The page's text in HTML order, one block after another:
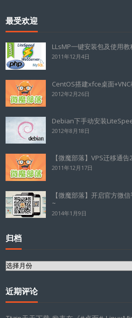
最受欢迎
LLsMP一键安装包及使用教
2011年12月4日
CentOS搭建xfce桌面+VNC
2012年2月26日
Debian下手动安装
2012年8月18日
【微魔部落】VPS迁移通
2011年12月17日
【微魔部落】开启官方微
~
2014年1月9日
归档
归
近期评论